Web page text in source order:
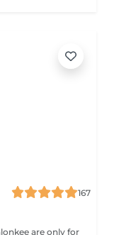
167
are only for